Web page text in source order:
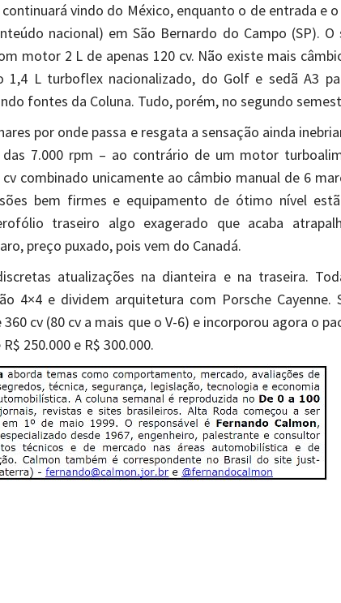
vindo do México, enquanto o de entrada e
nacional) em São Bernardo do Campo (SP). O
motor 2 L de apenas 120 cv. Não existe mais
1,4 L turboflex nacionalizado, do Golf e sedã A3
fontes da Coluna. Tudo, porém, no segundo
por onde passa e resgata a sensação ainda
das 7.000 rpm – ao contrário de um motor
combinado unicamente ao câmbio manual de 6
bem firmes e equipamento de ótimo nível
traseiro algo exagerado que acaba
preço puxado, pois vem do Canadá.
atualizações na dianteira e na traseira.
4×4 e dividem arquitetura com Porsche Cayenne.
cv (80 cv a mais que o V-6) e incorporou agora o
250.000 e R$ 300.000.